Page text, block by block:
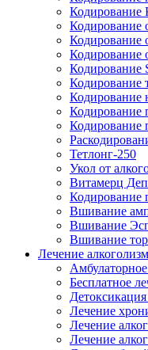
Кодирование
Кодирование
Кодирование
Кодирование
Кодирование
Кодирование
Кодирование
Кодирование
Кодирование
Тетлонг-250
Укол от
Витамерц
Кодирование
Вшивание
Вшивание
Вшивание
Лечение
Бесплатное
Детоксикация
Лечение
Лечение
Лечение